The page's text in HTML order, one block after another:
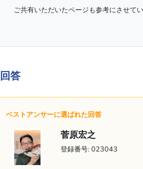
ご共有いただいたページも参考にさせて
回答
ベストアンサーに選ばれた回答
菅原宏之
登録番号: 023043